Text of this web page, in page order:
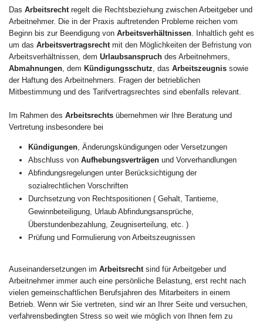
Das Arbeitsrecht regelt die Rechtsbeziehung zwischen Arbeitgeber und
Arbeitnehmer. Die in der Praxis auftretenden Probleme reichen vom
Beginn bis zur Beendigung von Arbeitsverhältnissen . Inhaltlich geht es
um das Arbeitsvertragsrecht mit den Möglichkeiten der Befristung von
Arbeitsverhältnissen, dem Urlaubsanspruch des Arbeitnehmers,
Abmahnungen , dem Kündigungsschutz , das Arbeitszeugnis sowie
der Haftung des Arbeitnehmers. Fragen der betrieblichen
Mitbestimmung und des Tarifvertragsrechtes sind ebenfalls relevant.
Im Rahmen des Arbeitsrechts übernehmen wir Ihre Beratung und
Vertretung insbesondere bei
Kündigungen, Änderungskündigungen oder Versetzungen
Abschluss von Aufhebungsverträgenund Vorverhandlungen
Abfindungsregelungen unter Berücksichtigung der
sozialrechtlichen Vorschriften
Durchsetzung von Rechtspositionen ( Gehalt, Tantieme,
Gewinnbeteiligung, Urlaub Abfindungsansprüche,
Überstundenbezahlung, Zeugniserteilung, etc. )
Prüfung und Formulierung von Arbeitszeugnissen
Auseinandersetzungen im Arbeitsrecht sind für Arbeitgeber und
Arbeitnehmer immer auch eine persönliche Belastung, erst recht nach
vielen gemeinschaftlichen Berufsjahren des Mitarbeiters in einem
Betrieb. Wenn wir Sie vertreten, sind wir an Ihrer Seite und versuchen,
verfahrensbedingten Stress so weit wie möglich von Ihnen fern zu